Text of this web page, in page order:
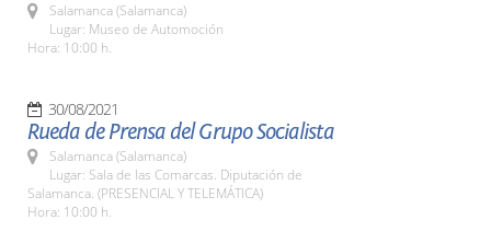
Salamanca (Salamanca)
Lugar: Museo de Automoción
Hora: 10:00 h.
30/08/2021
Rueda de Prensa del Grupo Socialista
Salamanca (Salamanca)
Lugar: Sala de las Comarcas. Diputación de
Salamanca. (PRESENCIAL Y TELEMÁTICA)
Hora: 10:00 h.